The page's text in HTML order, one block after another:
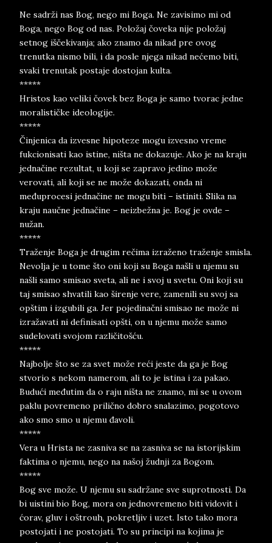
Ne sadrži nas Bog, nego mi Boga. Ne zavisimo mi od
Boga, nego Bog od nas. Položaj čoveka nije položaj
setnog iščekivanja; ako znamo da nikad pre ovog
trenutka nismo bili, i da posle njega nikad nećemo biti,
svaki trenutak postaje dostojan kulta.
*****
Hristos kao veliki čovek bez Boga je samo tvorac jedne
moralističke ideologije.
*****
Činjenica da izvesne hipoteze mogu izvesno vreme
fukcionisati kao istine, ništa ne dokazuje. Ako je na kraju
jednačine rezultat, u koji se zapravo jedino može
verovati, ali koji se ne može dokazati, onda ni
međuprocesi jednačine ne mogu biti – istiniti. Slika na
kraju naučne jednačine – neizbežna je. Bog je ovde –
nužan.
*****
Traženje Boga je drugim rečima izraženo traženje smisla.
Nevolja je u tome što oni koji su Boga našli u njemu su
našli samo smisao sveta, ali ne i svoj u svetu. Oni koji su
taj smisao shvatili kao širenje vere, zamenili su svoj sa
opštim i izgubili ga. Jer pojedinačni smisao ne može ni
izražavati ni definisati opšti, on u njemu može samo
sudelovati svojom različitošću.
*****
Najbolje što se za svet može reći jeste da ga je Bog
stvorio s nekom namerom, ali to je istina i za pakao.
Budući međutim da o raju ništa ne znamo, mi se u ovom
paklu povremeno prilično dobro snalazimo, pogotovo
ako smo smo u njemu đavoli.
*****
Vera u Hrista ne zasniva se na zasniva se na istorijskim
faktima o njemu, nego na našoj žudnji za Bogom.
*****
Bog sve može. U njemu su sadržane sve suprotnosti. Da
bi uistini bio Bog, mora on jednovremeno biti vidovit i
ćorav, gluv i oštrouh, pokretljiv i uzet. Isto tako mora
postojati i ne postojati. To su principi na kojima je